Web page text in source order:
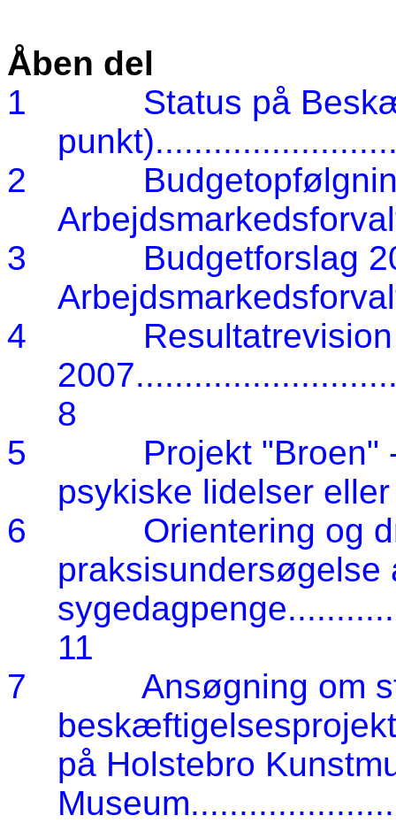
Åben del
1
Status på
punkt)
2
3
Budgetforslag
4
Resultatrevision
2007
8
5
Projekt "Broen"
psykiske lidelser
6
Orientering og
praksisundersøgelse
sygedagpenge
11
7
Ansøgning om
på Holstebro
Museum